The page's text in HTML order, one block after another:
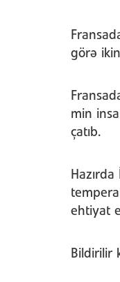
görə
min
çatıb.
ehtiyat
Bildirilir